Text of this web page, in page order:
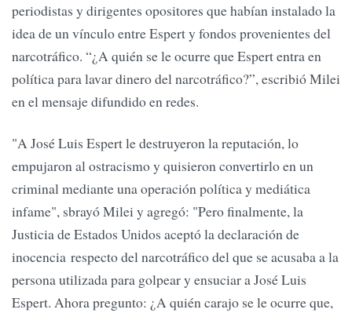
periodistas y dirigentes opositores que habían instalado la
idea de un vínculo entre Espert y fondos provenientes del
narcotráfico. “¿A quién se le ocurre que Espert entra en
política para lavar dinero del narcotráfico?”, escribió Milei
en el mensaje difundido en redes.
"A José Luis Espert le destruyeron la reputación, lo
empujaron al ostracismo y quisieron convertirlo en un
criminal mediante una operación política y mediática
infame", sbrayó Milei y agregó: "Pero finalmente, la
Justicia de Estados Unidos aceptó la declaración de
inocencia respecto del narcotráfico del que se acusaba a la
persona utilizada para golpear y ensuciar a José Luis
Espert. Ahora pregunto: ¿A quién carajo se le ocurre que,